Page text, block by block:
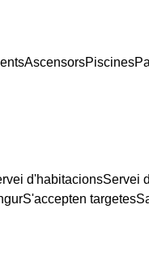
AscensorsPiscines
d'habitacionsServei
S'accepten targetes